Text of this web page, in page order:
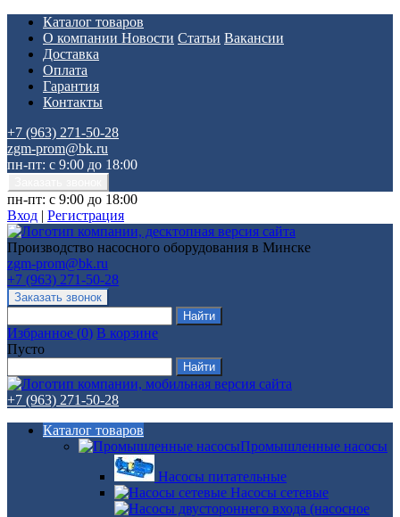
Каталог товаров
О компании Новости Статьи Вакансии
Доставка
Оплата
Гарантия
Контакты
+7 (963) 271-50-28
zgm-prom@bk.ru
пн-пт: с 9:00 до 18:00
пн-пт: с 9:00 до 18:00
Вход | Регистрация
Производство насосного оборудования в Минске
zgm-prom@bk.ru
+7 (963) 271-50-28
Избранное (0) В корзине
Пусто
+7 (963) 271-50-28
Каталог товаров
Промышленные насосы
Насосы питательные
Насосы сетевые